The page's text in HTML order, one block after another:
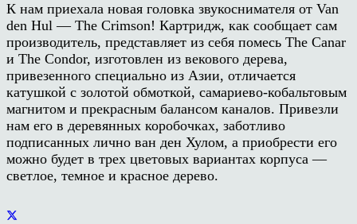
К нам приехала новая головка звукоснимателя от Van
den Hul — The Crimson! Картридж, как сообщает сам
производитель, представляет из себя помесь The Canar
и The Condor, изготовлен из векового дерева,
привезенного специально из Азии, отличается
катушкой с золотой обмоткой, самариево-кобальтовым
магнитом и прекрасным балансом каналов. Привезли
нам его в деревянных коробочках, заботливо
подписанных лично ван ден Хулом, а приобрести его
можно будет в трех цветовых вариантах корпуса —
светлое, темное и красное дерево.